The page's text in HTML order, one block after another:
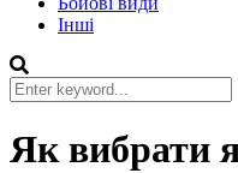
Інші
Як вибрати